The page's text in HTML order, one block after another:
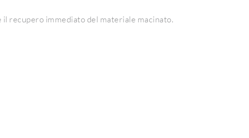
recupero immediato del materiale macinato.